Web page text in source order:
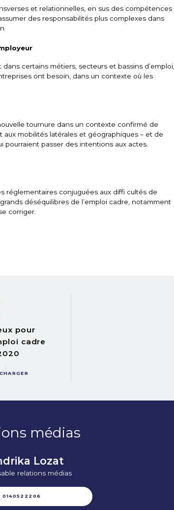
et relationnelles, en sus des compétences
des responsabilités plus complexes dans
certains métiers, secteurs et bassins d’emploi,
ont besoin, dans un contexte où les
tournure dans un contexte confirmé de
mobilités latérales et géographiques – et de
passer des intentions aux actes.
réglementaires conjuguées aux diffi cultés de
déséquilibres de l’emploi cadre, notamment
corriger.
pour
cadre
médias
Lozat
relations médias
0140522206